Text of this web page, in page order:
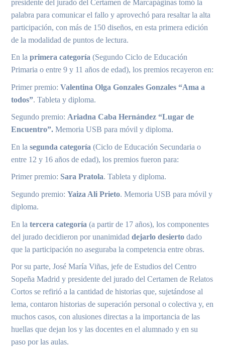
presidente del jurado del Certamen de Marcapáginas tomó la
palabra para comunicar el fallo y aprovechó para resaltar la alta
participación, con más de 150 diseños, en esta primera edición
de la modalidad de puntos de lectura.
En laprimera categoría (Segundo Ciclo de Educación
Primaria o entre 9 y 11 años de edad), los premios recayeron en:
Primer premio:Valentina Olga Gonzales Gonzales “Ama a
todos”. Tableta y diploma.
Segundo premio: Ariadna Caba Hernández “Lugar de
Encuentro”. Memoria USB para móvil y diploma.
En lasegunda categoría (Ciclo de Educación Secundaria o
entre 12 y 16 años de edad), los premios fueron para:
Primer premio: Sara Pratola. Tableta y diploma.
Segundo premio:Yaiza Ali Prieto. Memoria USB para móvil y
diploma.
En latercera categoría (a partir de 17 años), los componentes
del jurado decidieron por unanimidaddejarlo desierto dado
que la participación no aseguraba la competencia entre obras.
Por su parte, José María Viñas, jefe de Estudios del Centro
Sopeña Madrid y presidente del jurado del Certamen de Relatos
Cortos se refirió a la cantidad de historias que, sujetándose al
lema, contaron historias de superación personal o colectiva y, en
muchos casos, con alusiones directas a la importancia de las
huellas que dejan los y las docentes en el alumnado y en su
paso por las aulas.